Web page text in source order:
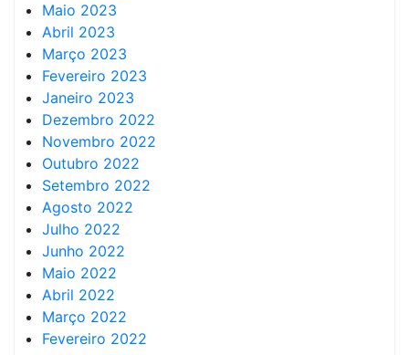
Maio 2023
Abril 2023
Março 2023
Fevereiro 2023
Janeiro 2023
Dezembro 2022
Novembro 2022
Outubro 2022
Setembro 2022
Agosto 2022
Julho 2022
Junho 2022
Maio 2022
Abril 2022
Março 2022
Fevereiro 2022